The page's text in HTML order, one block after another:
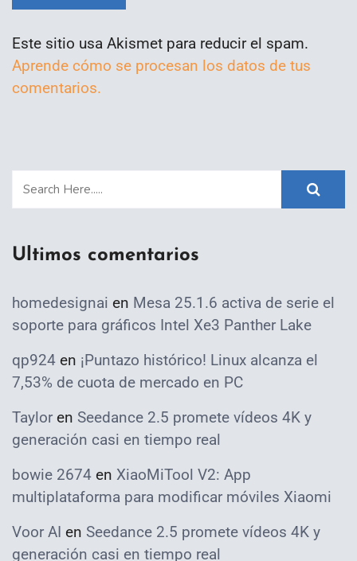
Este sitio usa Akismet para reducir el spam.
Aprende cómo se procesan los datos de tus
comentarios.
Ultimos comentarios
homedesignai en Mesa 25.1.6 activa de serie el
soporte para gráficos Intel Xe3 Panther Lake
qp924 en ¡Puntazo histórico! Linux alcanza el
7,53% de cuota de mercado en PC
Taylor en Seedance 2.5 promete vídeos 4K y
generación casi en tiempo real
bowie 2674 en XiaoMiTool V2: App
multiplataforma para modificar móviles Xiaomi
Voor AI en Seedance 2.5 promete vídeos 4K y
generación casi en tiempo real